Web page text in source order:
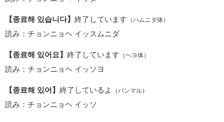
【종료해 있습니다】 終了しています （ハムニダ体）
読み：チョンニョヘ イッスムニダ
【종료해 있어요】 終了しています （ヘヨ体）
読み：チョンニョヘ イッソヨ
【종료해 있어】 終了しているよ （パンマル）
読み：チョンニョヘ イッソ